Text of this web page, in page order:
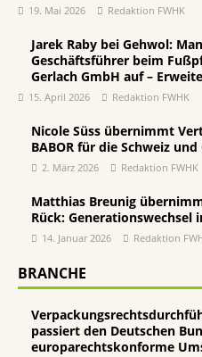
19. Mai 2026 Redaktion FWHK
Jarek Raby bei Gehwol:
Geschäftsführer beim
Gerlach GmbH auf –
15. April 2026 Redaktion FWHK
Nicole Süss übernimmt
BABOR für die Schweiz
2. März 2026 Redaktion FWHK
Matthias Breunig
Rück:
14. Januar 2026 Redaktion
BRANCHE
passiert den Deutschen
europarechtskonforme